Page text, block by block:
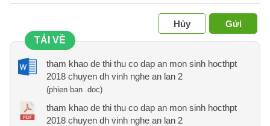
Hủy
Gửi
TẢI VỀ
tham khao de thi thu co dap an mon sinh hocthpt
2018 chuyen dh vinh nghe an lan 2
(phien ban .doc)
tham khao de thi thu co dap an mon sinh hocthpt
2018 chuyen dh vinh nghe an lan 2